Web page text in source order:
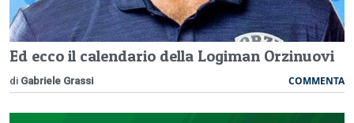
Ed ecco il calendario della Logiman Orzinuovi
di Gabriele Grassi COMMENTA